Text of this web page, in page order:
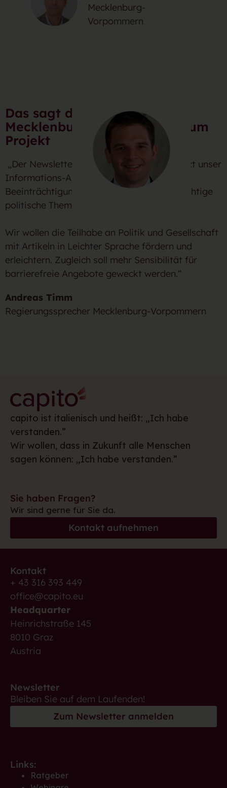
Mecklenburg-
Vorpommern
Das sagt die Regierung
Mecklenburg-Vorpommern zum
Projekt
„Der Newsletter in Leichter Sprache ergänzt unser
Informations-Angebot für Menschen mit
Beeinträchtigungen und informiert über wichtige
politische Themen.
Wir wollen die Teilhabe an Politik und Gesellschaft
mit Artikeln in Leichter Sprache fördern und
erleichtern. Zugleich soll mehr Sensibilität für
barrierefreie Angebote geweckt werden.“
Andreas Timm
Regierungssprecher Mecklenburg-Vorpommern
capito ist italienisch und heißt: „Ich habe
verstanden.”
Wir wollen, dass in Zukunft alle Menschen
sagen können: „Ich habe verstanden.”
Sie haben Fragen?
Wir sind gerne für Sie da.
Kontakt aufnehmen
Kontakt
+ 43 316 393 449
office@capito.eu
Headquarter
Heinrichstraße 145
8010 Graz
Austria
Newsletter
Bleiben Sie auf dem Laufenden!
Zum Newsletter anmelden
Links:
Ratgeber